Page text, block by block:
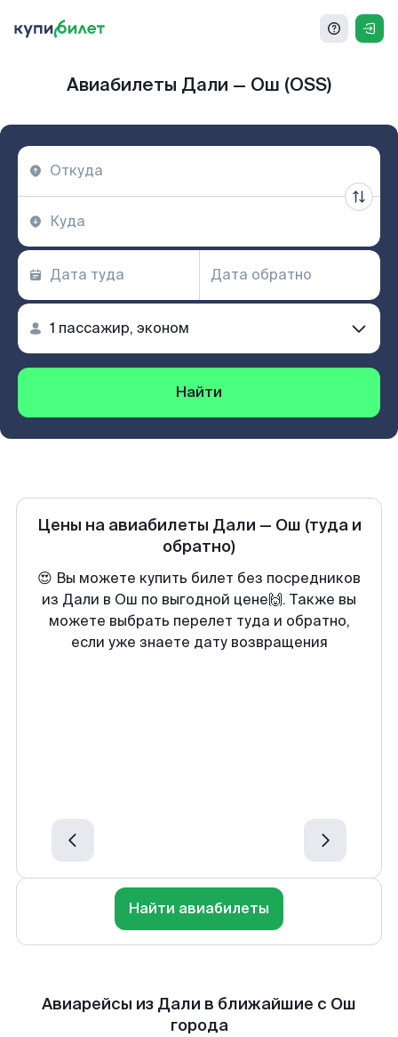
Авиабилеты Дали — Ош (OSS)
Найти
Цены на авиабилеты Дали — Ош (туда и
обратно)
😍 Вы можете купить билет без посредников
из Дали в Ош по выгодной цене🙌. Также вы
можете выбрать перелет туда и обратно,
если уже знаете дату возвращения
Найти авиабилеты
Авиарейсы из Дали в ближайшие с Ош
города